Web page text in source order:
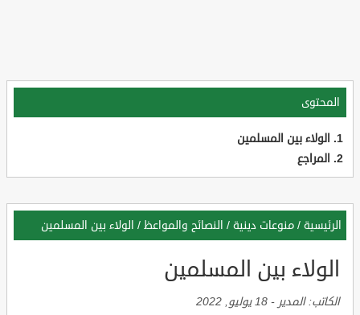
المحتوى
الولاء بين المسلمين
المراجع
الرئيسية / منوعات دينية / النصائح والمواعظ / الولاء بين المسلمين
الولاء بين المسلمين
الكاتب:المدير - 18 يوليو, 2022